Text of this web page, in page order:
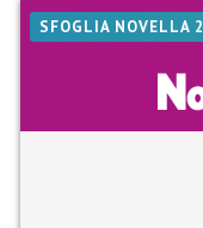
SFOGLIA NOVELLA